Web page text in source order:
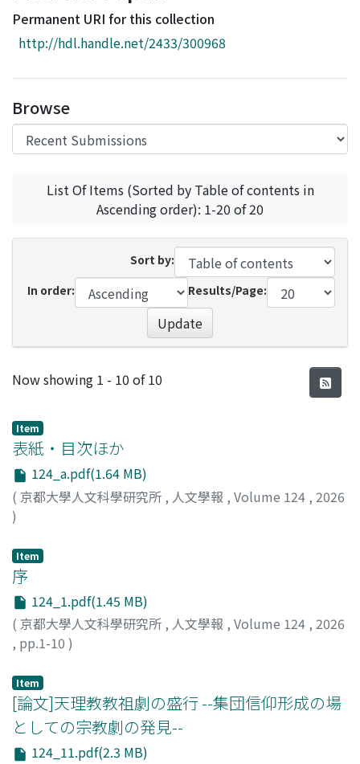
Library Network
Permanent URI for this collection
http://hdl.handle.net/2433/300968
Browse
List Of Items (Sorted by Table of contents in
Ascending order): 1-20 of 20
Sort by:
In order:
Results/Page:
Update
Recent Submissions
Now showing 1 - 10 of 10
Item
表紙・目次ほか
124_a.pdf(1.64 MB)
( 京都大學人文科學研究所 , 人文學報 , Volume 124 , 2026
)
Item
序
124_1.pdf(1.45 MB)
( 京都大學人文科學研究所 , 人文學報 , Volume 124 , 2026
, pp.1-10 )
40903670
Item
[論文]天理教教祖劇の盛行 --集団信仰形成の場
としての宗教劇の発見--
124_11.pdf(2.3 MB)